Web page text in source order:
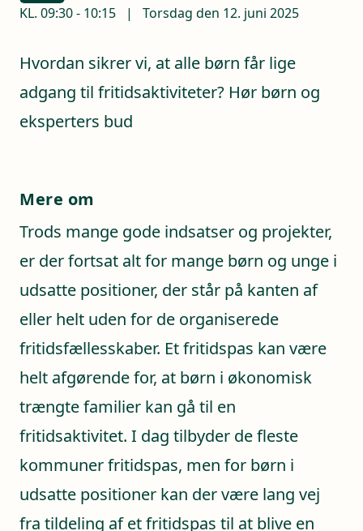
KL. 09:30- 10:15 | Torsdag den 12. juni 2025
Hvordan sikrer vi, at alle børn får lige
adgang til fritidsaktiviteter? Hør børn og
eksperters bud
Mere om
Trods mange gode indsatser og projekter,
er der fortsat alt for mange børn og unge i
udsatte positioner, der står på kanten af
eller helt uden for de organiserede
fritidsfællesskaber. Et fritidspas kan være
helt afgørende for, at børn i økonomisk
trængte familier kan gå til en
fritidsaktivitet. I dag tilbyder de fleste
kommuner fritidspas, men for børn i
udsatte positioner kan der være lang vej
fra tildeling af et fritidspas til at blive en